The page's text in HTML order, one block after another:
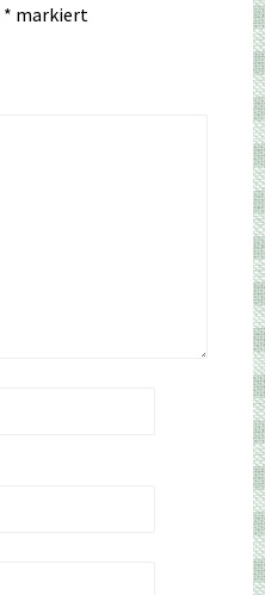
* markiert